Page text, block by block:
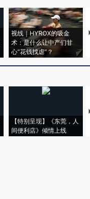
视线｜HYROX的吸金
术：是什么让中产们甘
心“花钱找虐”？
【特别呈现】《东莞，人
间便利店》倾情上线